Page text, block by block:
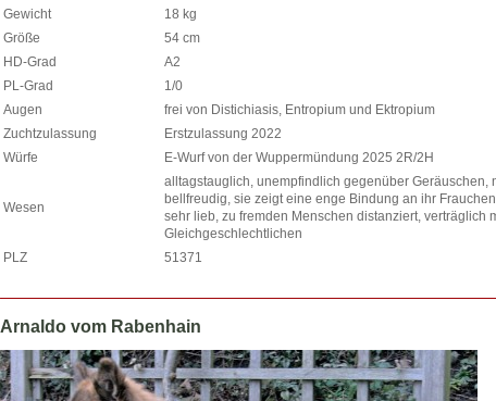
Gewicht
18 kg
Größe
54 cm
HD-Grad
A2
PL-Grad
1/0
Augen
frei von Distichiasis, Entropium und Ektropium
Zuchtzulassung
Erstzulassung 2022
Würfe
E-Wurf von der Wuppermündung 2025 2R/2H
Wesen
alltagstauglich, unempfindlich gegenüber Geräuschen,
bellfreudig, sie zeigt eine enge Bindung an ihr
sehr lieb, zu fremden Menschen distanziert, verträglich
Gleichgeschlechtlichen
PLZ
51371
Arnaldo vom Rabenhain